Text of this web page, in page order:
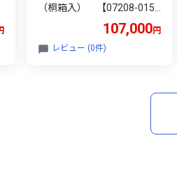
（桐箱入） 【07208-015
107,000円
レビュー (0件)